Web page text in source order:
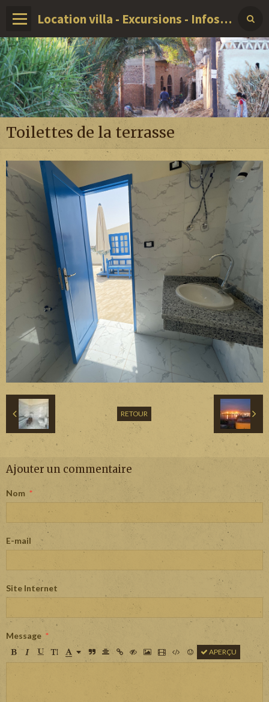
Location villa - Excursions - Infos sur LOUXOR - EGYPTE
Toilettes de la terrasse
RETOUR
Ajouter un commentaire
Nom
E-mail
Site Internet
Message
APERÇU